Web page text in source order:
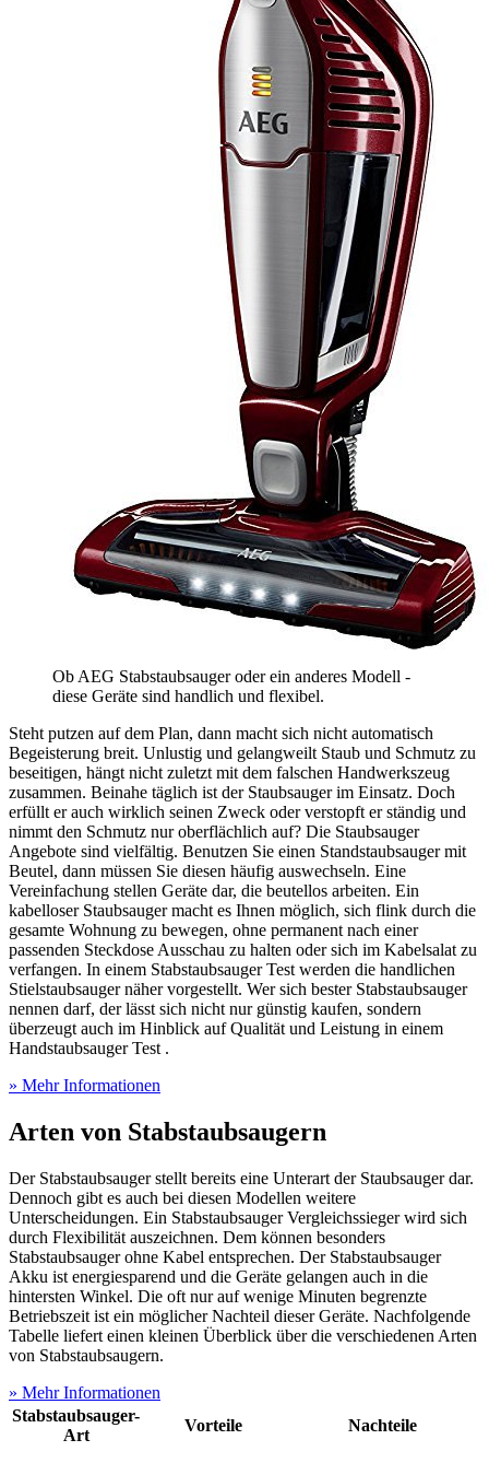
Ob AEG Stabstaubsauger oder ein anderes Modell -
diese Geräte sind handlich und flexibel.
Steht putzen auf dem Plan, dann macht sich nicht automatisch
Begeisterung breit. Unlustig und gelangweilt Staub und Schmutz zu
beseitigen, hängt nicht zuletzt mit dem falschen Handwerkszeug
zusammen. Beinahe täglich ist der Staubsauger im Einsatz. Doch
erfüllt er auch wirklich seinen Zweck oder verstopft er ständig und
nimmt den Schmutz nur oberflächlich auf? Die Staubsauger
Angebote sind vielfältig. Benutzen Sie einen Standstaubsauger mit
Beutel, dann müssen Sie diesen häufig auswechseln. Eine
Vereinfachung stellen Geräte dar, die beutellos arbeiten. Ein
kabelloser Staubsauger macht es Ihnen möglich, sich flink durch die
gesamte Wohnung zu bewegen, ohne permanent nach einer
passenden Steckdose Ausschau zu halten oder sich im Kabelsalat zu
verfangen. In einem Stabstaubsauger Test werden die handlichen
Stielstaubsauger näher vorgestellt. Wer sich bester Stabstaubsauger
nennen darf, der lässt sich nicht nur günstig kaufen, sondern
überzeugt auch im Hinblick auf Qualität und Leistung in einem
Handstaubsauger Test .
» Mehr Informationen
Arten von Stabstaubsaugern
Der Stabstaubsauger stellt bereits eine Unterart der Staubsauger dar.
Dennoch gibt es auch bei diesen Modellen weitere
Unterscheidungen. Ein Stabstaubsauger Vergleichssieger wird sich
durch Flexibilität auszeichnen. Dem können besonders
Stabstaubsauger ohne Kabel entsprechen. Der Stabstaubsauger
Akku ist energiesparend und die Geräte gelangen auch in die
hintersten Winkel. Die oft nur auf wenige Minuten begrenzte
Betriebszeit ist ein möglicher Nachteil dieser Geräte. Nachfolgende
Tabelle liefert einen kleinen Überblick über die verschiedenen Arten
von Stabstaubsaugern.
» Mehr Informationen
Stabstaubsauger-
Art
Vorteile Nachteile